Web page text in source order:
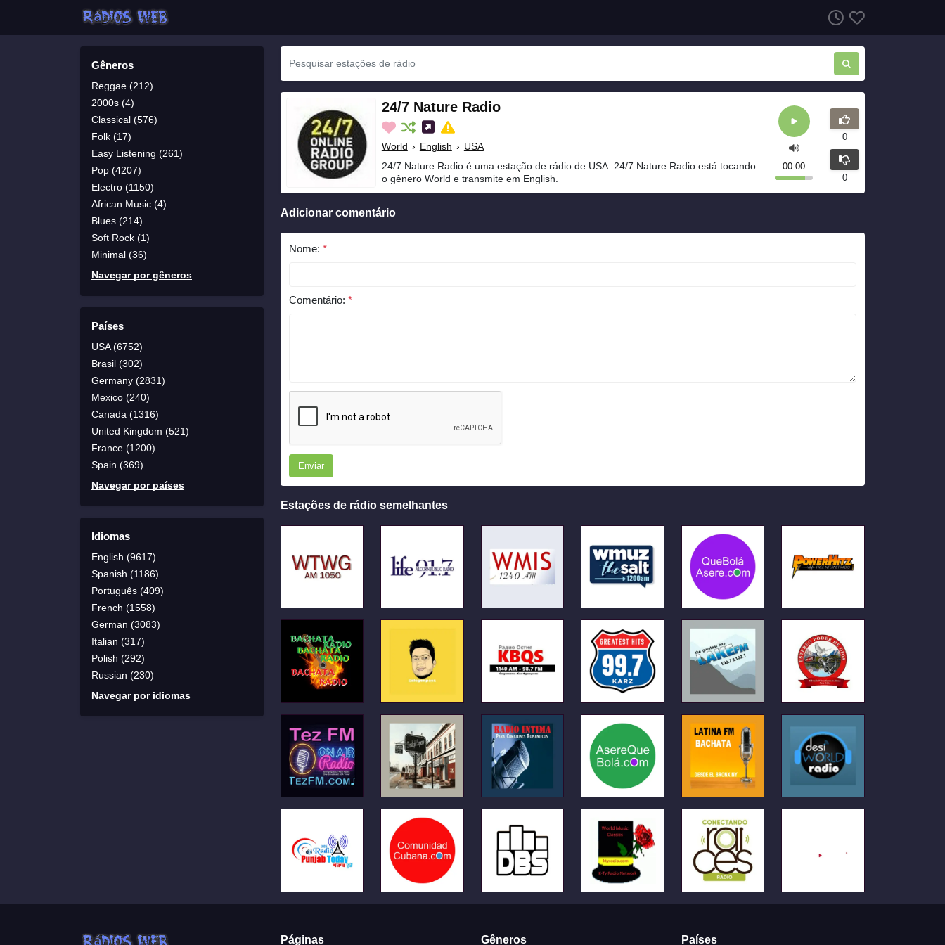
Gêneros
Reggae (212)
2000s (4)
Classical (576)
Folk (17)
Easy Listening (261)
Pop (4207)
Electro (1150)
African Music (4)
Blues (214)
Soft Rock (1)
Minimal (36)
Navegar por gêneros
Países
USA (6752)
Brasil (302)
Germany (2831)
Mexico (240)
Canada (1316)
United Kingdom (521)
France (1200)
Spain (369)
Navegar por países
Idiomas
English (9617)
Spanish (1186)
Português (409)
French (1558)
German (3083)
Italian (317)
Polish (292)
Russian (230)
Navegar por idiomas
24/7 Nature Radio
World › English › USA
24/7 Nature Radio é uma estação de rádio de USA. 24/7 Nature Radio está tocando
o gênero World e transmite em English.
00:00
0
0
Adicionar comentário
Nome: *
Comentário: *
Enviar
Estações de rádio semelhantes
Páginas Gêneros Países